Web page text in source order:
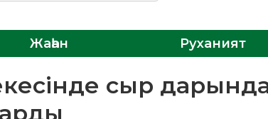
Жаһан Руханият
сыр